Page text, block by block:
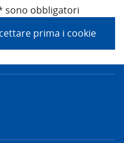
sono obbligatori
prima i cookie